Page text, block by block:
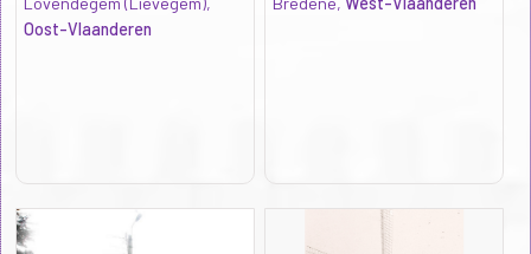
Oost-Vlaanderen